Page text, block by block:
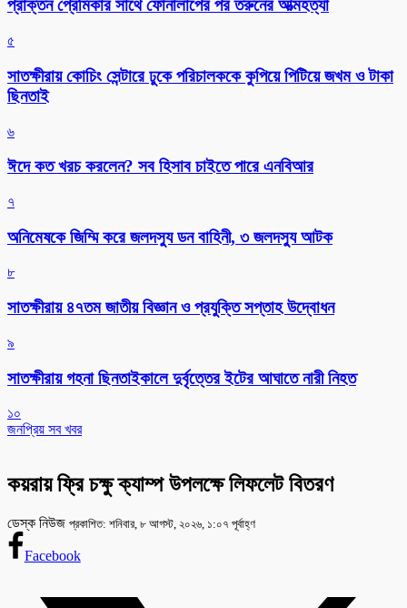
প্রাক্তন প্রেমিকার সাথে ফোনালাপের পর তরুনের আত্মহত্যা
৫
সাতক্ষীরায় কোচিং সেন্টারে ঢুকে পরিচালককে কুপিয়ে পিটিয়ে জখম ও টাকা
ছিনতাই
৬
ঈদে কত খরচ করলেন? সব হিসাব চাইতে পারে এনবিআর
৭
অনিমেষকে জিম্মি করে জলদস্যু ডন বাহিনী, ৩ জলদস্যু আটক
৮
সাতক্ষীরায় ৪৭তম জাতীয় বিজ্ঞান ও প্রযুক্তি সপ্তাহ উদ্বোধন
৯
সাতক্ষীরায় গহনা ছিনতাইকালে দুর্বৃত্তের ইটের আঘাতে নারী নিহত
১০
জনপ্রিয় সব খবর
কয়রায় ফ্রি চক্ষু ক্যাম্প উপলক্ষে লিফলেট বিতরণ
ডেস্ক নিউজ প্রকাশিত: শনিবার, ৮ আগস্ট, ২০২৬, ১:০৭ পূর্বাহ্ণ
Facebook